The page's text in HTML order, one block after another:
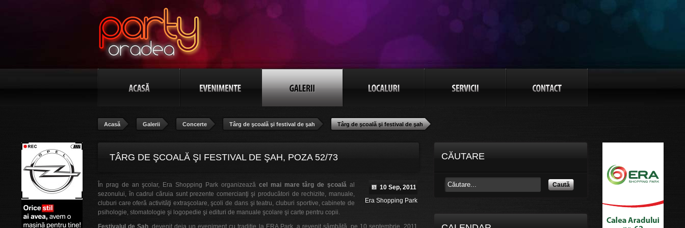
Acasă Galerii Concerte Târg de şcoală şi festival de şah Târg de şcoală şi festival de şah
TÂRG DE ŞCOALĂ ŞI FESTIVAL DE ŞAH, POZA 52/73
10 Sep, 2011
Era Shopping Park
În prag de an şcolar, Era Shopping Park organizează cel mai mare târg de şcoală al
sezonului, în cadrul căruia sunt prezente comercianţi şi producători de rechizite, manuale,
cluburi care oferă activităţi extraşcolare, şcoli de dans şi teatru, cluburi sportive, cabinete de
psihologie, stomatologie şi logopedie şi edituri de manuale şcolare şi carte pentru copii.
Festivalul de Şah , devenit deja un eveniment cu tradiţie la ERA Park, a revenit sâmbătă, pe 10 septembrie, 2011,
CĂUTARE
Caută